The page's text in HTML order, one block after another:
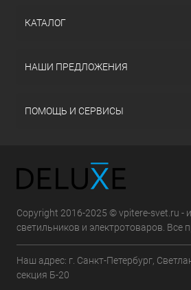
КАТАЛОГ
НАШИ ПРЕДЛОЖЕНИЯ
ПОМОЩЬ И СЕРВИСЫ
Copyright 2016-2025 © vpitere-svet.ru -
светильников и электротоваров. Все
Наш адрес: г. Санкт-Петербург,
секция Б-20